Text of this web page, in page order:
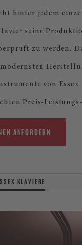
hinter jedem
seine
zu werden.
von Essex
Preis-
ANFORDERN
KLAVIERE